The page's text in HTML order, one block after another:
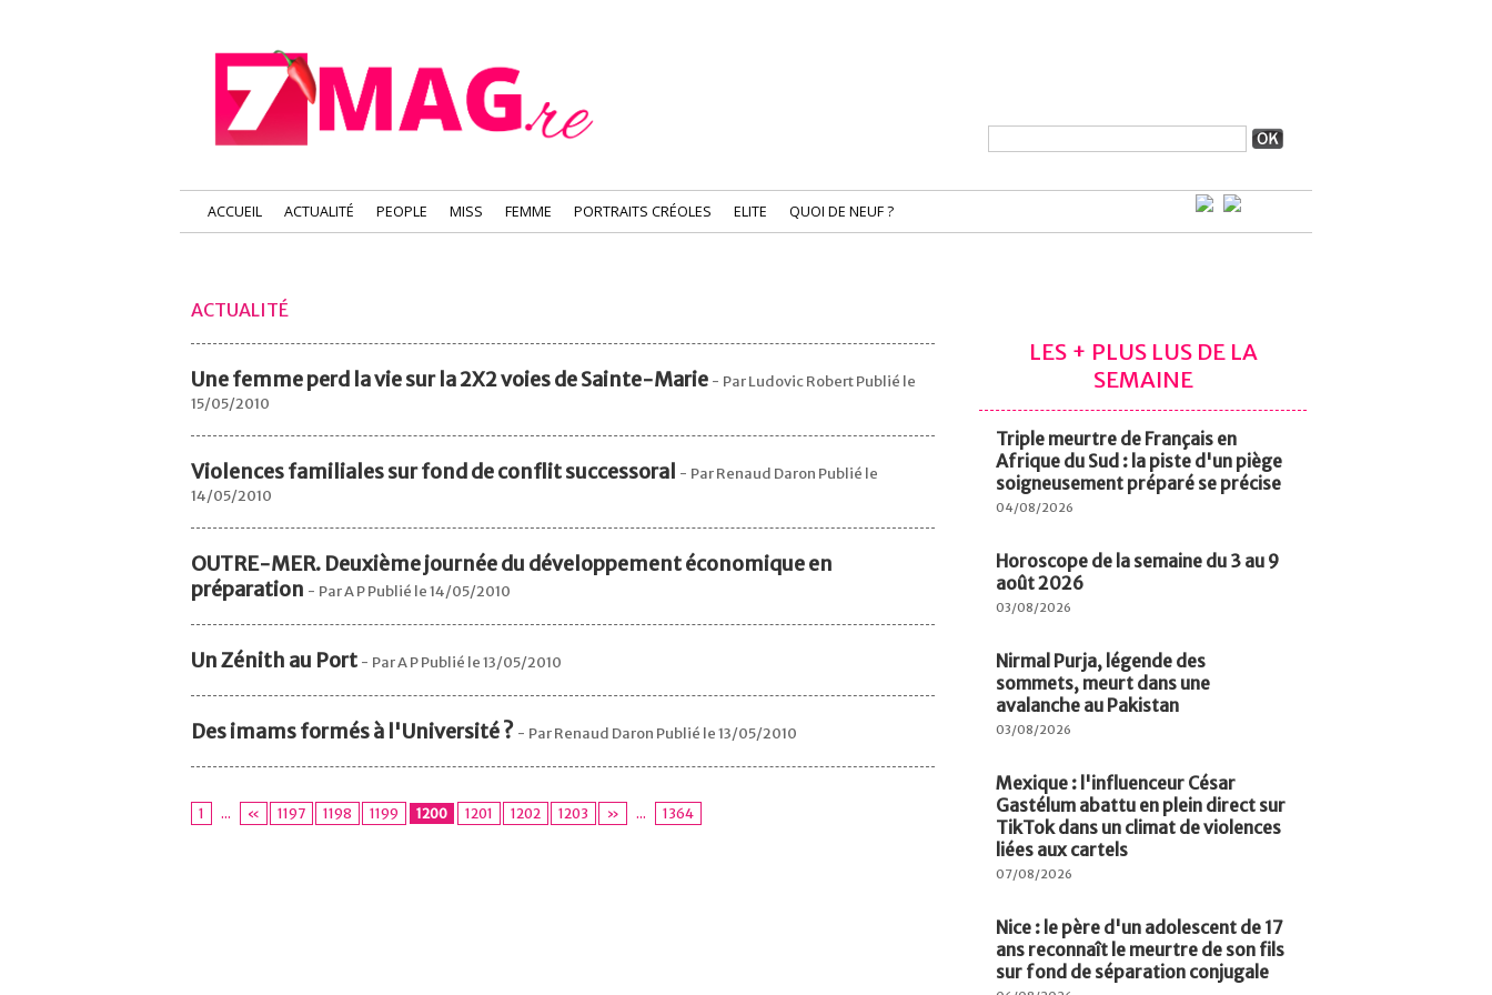
ACCUEIL ACTUALITÉ PEOPLE MISS FEMME PORTRAITS CRÉOLES ELITE QUOI DE NEUF ?
ACTUALITÉ
Une femme perd la vie sur la 2X2 voies de Sainte-Marie - Par Ludovic Robert Publié le
15/05/2010
Violences familiales sur fond de conflit successoral - Par Renaud Daron Publié le
14/05/2010
OUTRE-MER. Deuxième journée du développement économique en
préparation - Par A P Publié le 14/05/2010
Un Zénith au Port - Par A P Publié le 13/05/2010
Des imams formés à l'Université ? - Par Renaud Daron Publié le 13/05/2010
1 ... « 1197 1198 1199 1200 1201 1202 1203 » ... 1364
LES + PLUS LUS DE LA
SEMAINE
Triple meurtre de Français en
Afrique du Sud : la piste d'un piège
soigneusement préparé se précise
04/08/2026
Horoscope de la semaine du 3 au 9
août 2026
03/08/2026
Nirmal Purja, légende des
sommets, meurt dans une
avalanche au Pakistan
03/08/2026
Mexique : l'influenceur César
Gastélum abattu en plein direct sur
TikTok dans un climat de violences
liées aux cartels
07/08/2026
Nice : le père d'un adolescent de 17
ans reconnaît le meurtre de son fils
sur fond de séparation conjugale